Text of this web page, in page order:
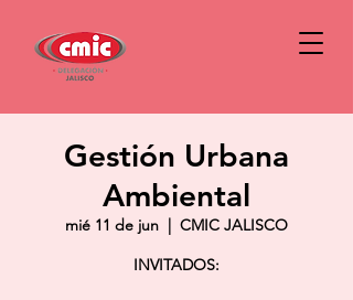
Gestión Urbana
Ambiental
mié 11 de jun
  |
CMIC JALISCO
INVITADOS: